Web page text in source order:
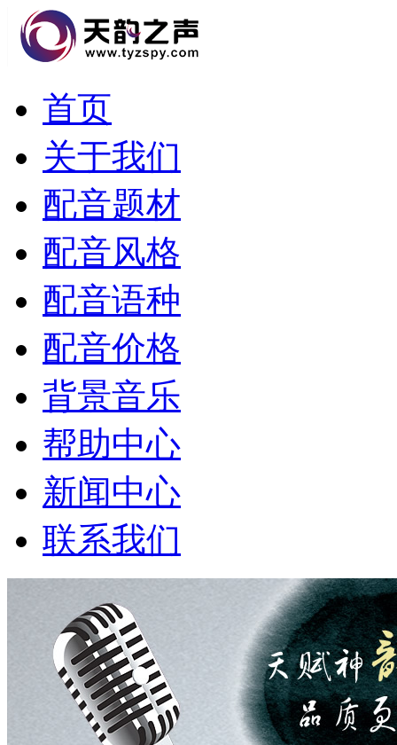
首页
关于我们
配音题材
配音风格
配音语种
配音价格
背景音乐
帮助中心
新闻中心
联系我们